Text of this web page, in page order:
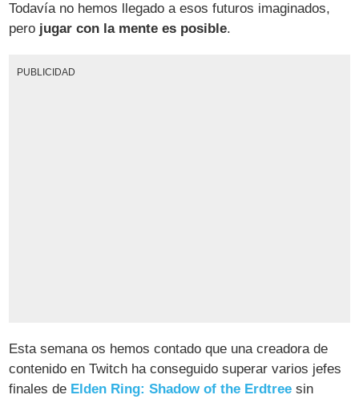
Todavía no hemos llegado a esos futuros imaginados,
pero jugar con la mente es posible.
PUBLICIDAD
Esta semana os hemos contado que una creadora de
contenido en Twitch ha conseguido superar varios jefes
finales de Elden Ring: Shadow of the Erdtree sin